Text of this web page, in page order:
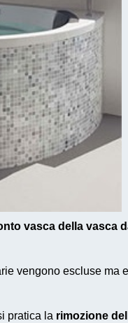
vasca della vasca
vengono escluse ma
pratica la rimozione